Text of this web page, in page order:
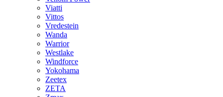
Viatti
Vittos
Vredestein
Wanda
Warrior
Westlake
Windforce
Yokohama
Zeetex
ZETA